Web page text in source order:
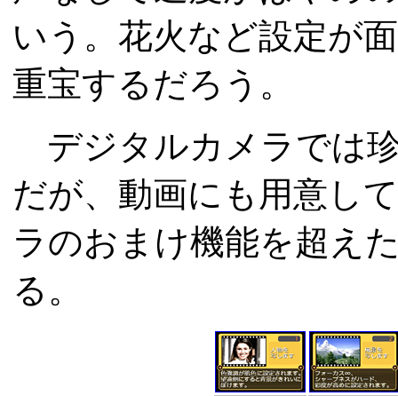
いう。花火など設定が
重宝するだろう。
デジタルカメラでは
だが、動画にも用意し
ラのおまけ機能を超え
る。